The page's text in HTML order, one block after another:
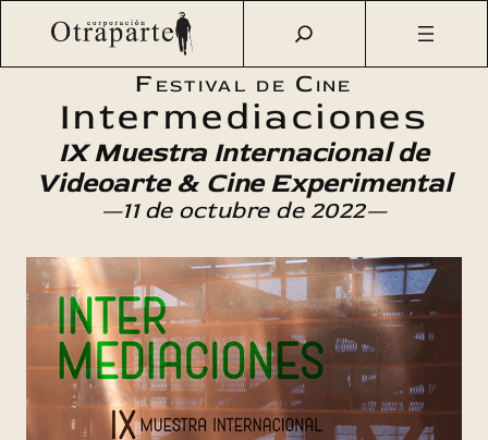
Saltar
Otraparte.org/ Agenda Cultural Cine/ Intermediaciones –
IX Muestra de Videoarte y Cine Experimental
Festival de Cine
Intermediaciones
IX Muestra Internacional de
Videoarte & Cine Experimental
—11 de octubre de 2022—